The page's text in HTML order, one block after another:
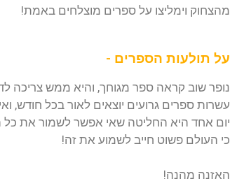
מהצחוק וימליצו על ספרים מוצלחים באמת!
על תולעות הספרים -
נופר שוב קראה ספר מגוחך, והיא ממש צריכה
עשרות ספרים גרועים יוצאים לאור בכל חודש,
יום אחד היא החליטה שאי אפשר לשמור את
כי העולם פשוט חייב לשמוע את זה!
האזנה מהנה!